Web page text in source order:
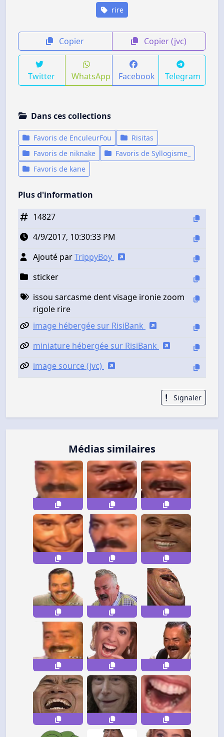
rire
Copier Copier (jvc)
Twitter WhatsApp Facebook Telegram
Dans ces collections
Favoris de EnculeurFou
Risitas
Favoris de niknake
Favoris de Syllogisme_
Favoris de kane
Plus d'information
14827
4/9/2017, 10:30:33 PM
Ajouté parTrippyBoy
sticker
issou sarcasme dent visage ironie zoom
rigole rire
image hébergée sur RisiBank
miniature hébergée sur RisiBank
image source (jvc)
Signaler
Médias similaires